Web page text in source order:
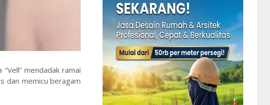
mendadak ramai
dan memicu beragam